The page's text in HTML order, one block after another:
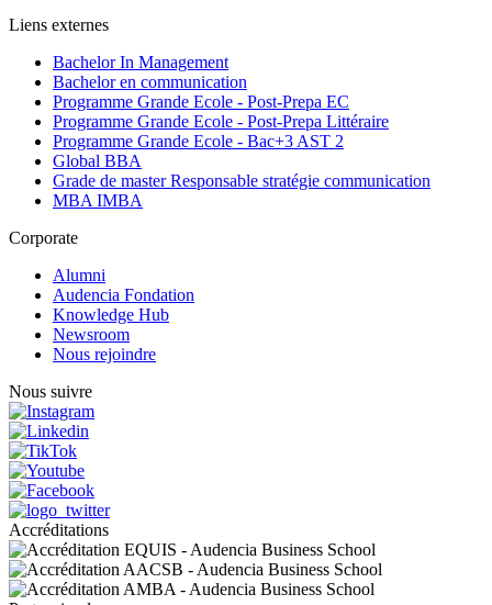
Liens externes
Bachelor In Management
Bachelor en communication
Programme Grande Ecole - Post-Prepa EC
Programme Grande Ecole - Post-Prepa Littéraire
Programme Grande Ecole - Bac+3 AST 2
Global BBA
Grade de master Responsable stratégie communication
MBA IMBA
Corporate
Alumni
Audencia Fondation
Knowledge Hub
Newsroom
Nous rejoindre
Nous suivre
Accréditations